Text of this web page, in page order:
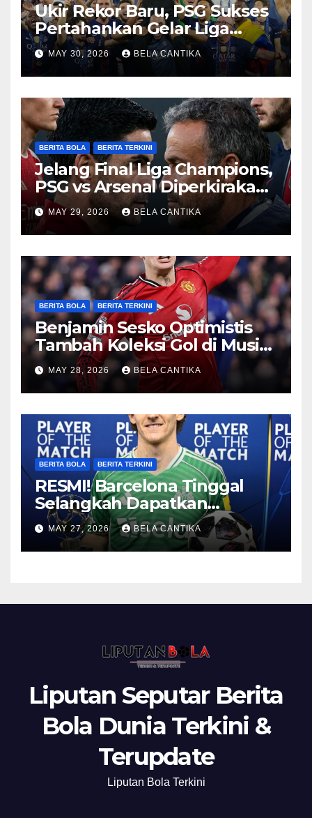
Ukir Rekor Baru, PSG Sukses
Pertahankan Gelar Liga
Champions
MAY 30, 2026 BELA CANTIKA
BERITA BOLA BERITA TERKINI
Jelang Final Liga Champions,
PSG vs Arsenal Diperkirakan
Sengit
MAY 29, 2026 BELA CANTIKA
BERITA BOLA BERITA TERKINI
Benjamin Sesko Optimistis
Tambah Koleksi Gol di Musim
2026/27
MAY 28, 2026 BELA CANTIKA
BERITA BOLA BERITA TERKINI
RESMI! Barcelona Tinggal
Selangkah Dapatkan
Anthony Gordon
MAY 27, 2026 BELA CANTIKA
Liputan Seputar Berita
Bola Dunia Terkini &
Terupdate
Liputan Bola Terkini